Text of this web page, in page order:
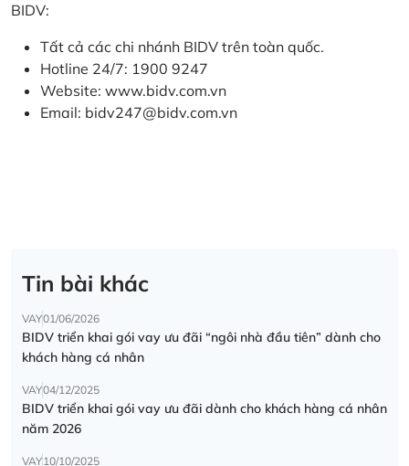
BIDV:
Tất cả các chi nhánh BIDV trên toàn quốc.
Hotline 24/7: 1900 9247
Website: www.bidv.com.vn
Email: bidv247@bidv.com.vn
Tin bài khác
VAY01/06/2026
BIDV triển khai gói vay ưu đãi “ngôi nhà đầu tiên” dành cho
khách hàng cá nhân
VAY04/12/2025
BIDV triển khai gói vay ưu đãi dành cho khách hàng cá nhân
năm 2026
VAY10/10/2025